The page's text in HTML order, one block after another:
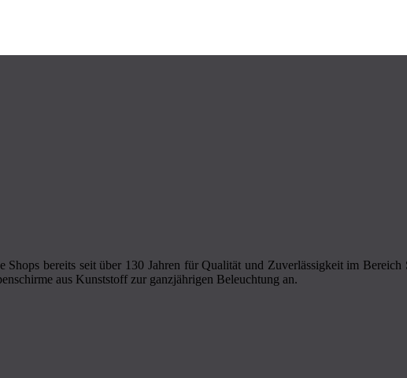
bereits seit über 130 Jahren für Qualität und Zuverlässigkeit im
aus Kunststoff zur ganzjährigen Beleuchtung an.